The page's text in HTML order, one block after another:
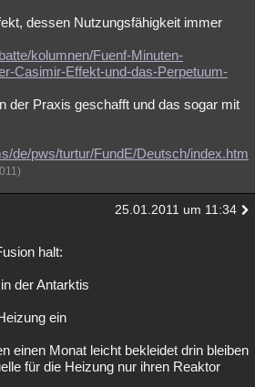
dessen Nutzungsfähigkeit immer
kolumnen/Fuenf-Minuten-
Casimir-Effekt-und-das-Perpetuum-
der Praxis geschafft und das sogar mit
de/pws/turtur/FundE/Deutsch/index.htm
25.01.2011 um 11:34
halt:
der Antarktis
ein
einen Monat leicht bekleidet drin bleiben
für die Heizung nur ihren Reaktor